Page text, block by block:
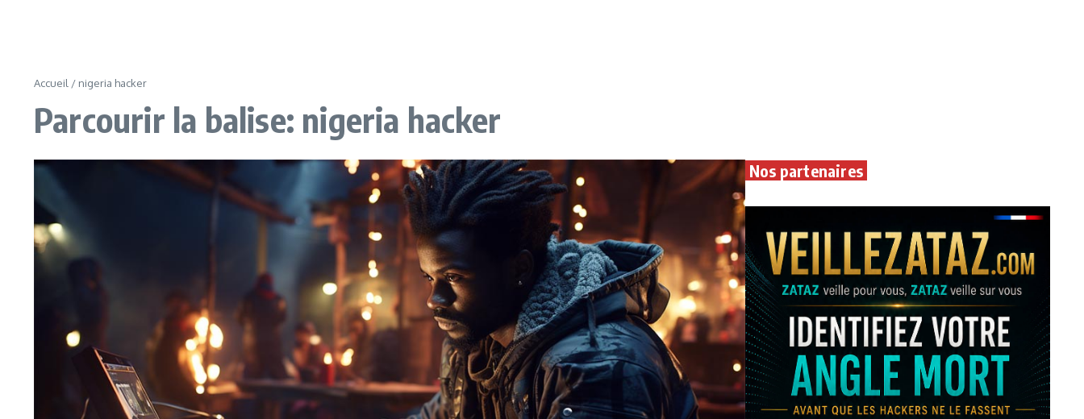
Accueil / nigeria hacker
Parcourir la balise: nigeria hacker
Nos partenaires